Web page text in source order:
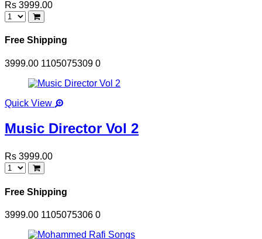
Rs 3999.00
Free Shipping
3999.00 1105075309 0
Quick View
Music Director Vol 2
Rs 3999.00
Free Shipping
3999.00 1105075306 0